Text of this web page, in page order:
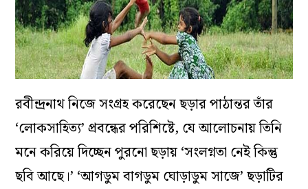
রবীন্দ্রনাথ নিজে সংগ্রহ করেছেন ছড়ার পাঠান্তর তাঁর
‘লোকসাহিত্য’ প্রবন্ধের পরিশিষ্টে, যে আলোচনায় তিনি
মনে করিয়ে দিচ্ছেন পুরনো ছড়ায় ‘সংলগ্নতা নেই কিন্তু
ছবি আছে।’ ‘আগডুম বাগডুম ঘোড়াডুম সাজে’ ছড়াটির